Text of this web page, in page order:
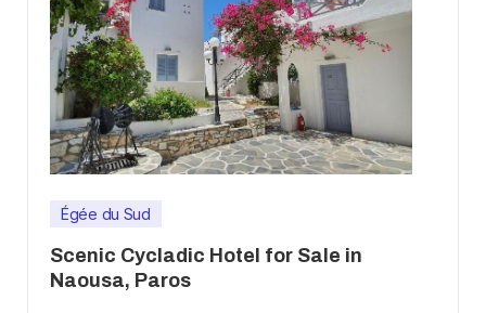
Égée du Sud
Scenic Cycladic Hotel for Sale in
Naousa, Paros